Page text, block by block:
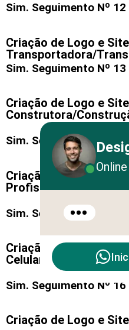
Sim. Seguimento Nº 12
Criação de Logo e Site
Transportadora/
Sim. Seguimento Nº 13
Criação de Logo e Site
Construtora/
Sim. Seguimento Nº 14
Criação de Logo e
Profissional:
Sim. Seguimento Nº 15
Criação de Logo e
Celular:
Sim. Seguimento Nº 16
Criação de Logo e
Online